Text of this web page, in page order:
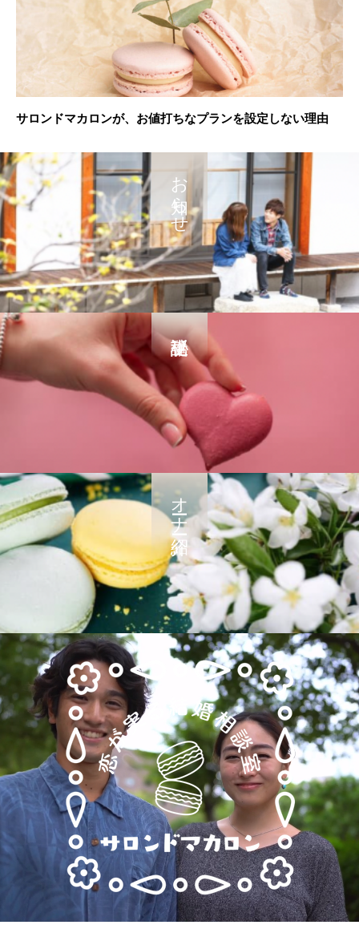
サロンドマカロンが、お値打ちなプランを設定しない理由
お知らせ
オーナー紹介